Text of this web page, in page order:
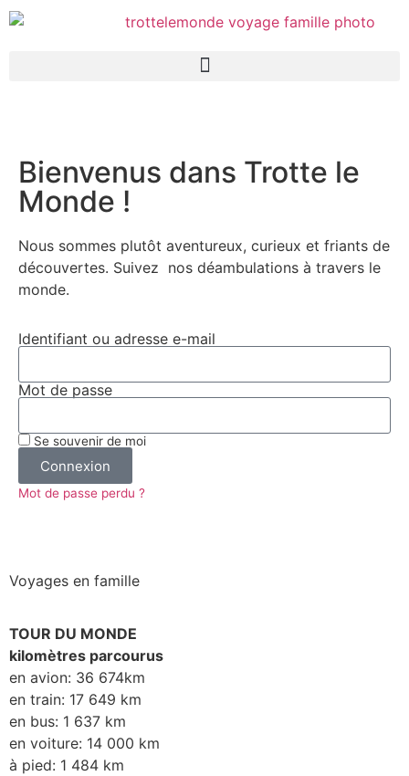
Bienvenus dans Trotte le
Monde !
Nous sommes plutôt aventureux, curieux et friants de
découvertes. Suivez nos déambulations à travers le
monde.
Identifiant ou adresse e-mail
Mot de passe
Se souvenir de moi
Connexion
Mot de passe perdu ?
Voyages en famille
TOUR DU MONDE
kilomètres parcourus
en avion: 36 674km
en train: 17 649 km
en bus: 1 637 km
en voiture: 14 000 km
à pied: 1 484 km